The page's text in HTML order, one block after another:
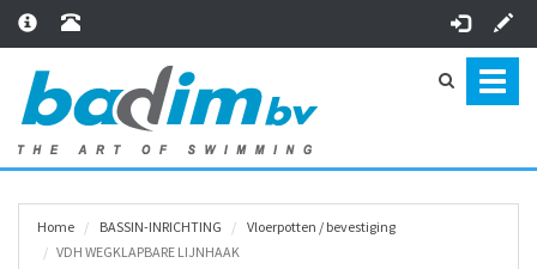
Home BASSIN-INRICHTING
Vloerpotten / bevestiging
VDH WEGKLAPBARE LIJNHAAK